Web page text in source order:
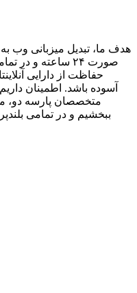
هدف ما، تبدیل میزبانی وب
صورت ۲۴ ساعته و
حفاظت از دارایی
آسوده باشد. اطمینان
متخصصان پارسه دو،
ببخشیم و در تمامی